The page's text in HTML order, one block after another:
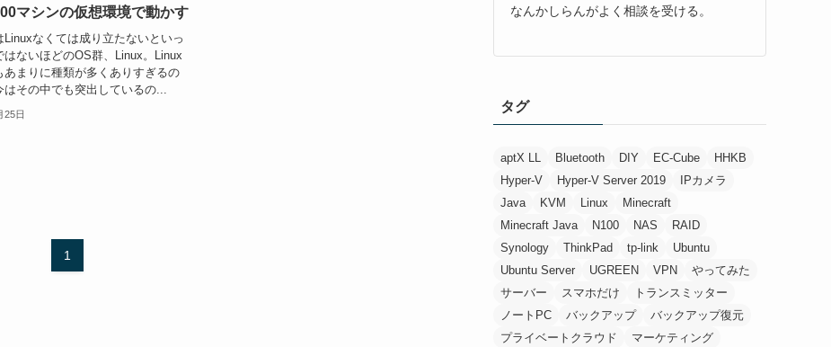
マシンの仮想環境で動かす
Linuxなくては成り立たないといっ
はないほどのOS群、Linux。Linux
あまりに種類が多くありすぎるの
その中でも突出しているの...
25日
1
なんかしらんがよく相談を受ける。
タグ
aptX LL Bluetooth DIY EC-Cube
HHKB
Hyper-V
Hyper-V Server 2019
IPカメラ
Java
KVM Linux
Minecraft
Minecraft Java
N100 NAS
RAID
Synology
ThinkPad tp-link
Ubuntu
Ubuntu Server
UGREEN VPN
やってみた
サーバー
スマホだけ
トランスミッター
ノートPC
バックアップ
バックアップ復元
プライベートクラウド
マーケティング